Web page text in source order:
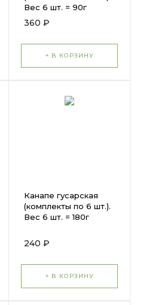
Вес 6 шт. = 90г
360 ₽
+ В КОРЗИНУ
Канапе гусарская
(комплекты по 6 шт.).
Вес 6 шт. = 180г
240 ₽
+ В КОРЗИНУ